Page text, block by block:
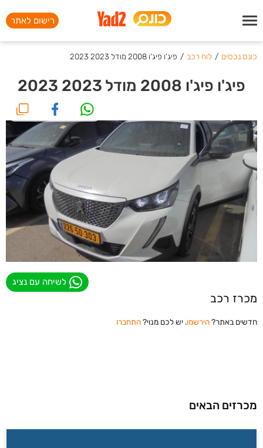
רישום לאתר
כונס נכסים / לוח רכב / פיג'ו פיג'ו 2008 מודל 2023 2023
פיג'ו פיג'ו 2008 מודל 2023 2023
מכרז רכב
לשיחה עם נציג
חדשים באתר?הירשמו. יש לכם מנוי?התחברו
מכרזים הבאים